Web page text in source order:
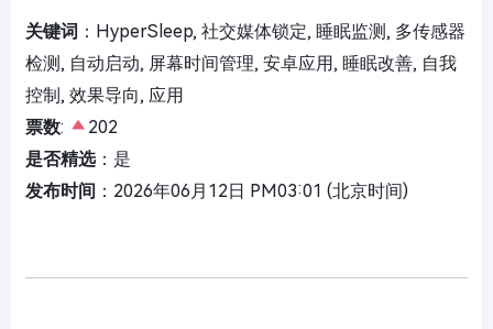
关键词 ：HyperSleep, 社交媒体锁定, 睡眠监测, 多传感器
检测, 自动启动, 屏幕时间管理, 安卓应用, 睡眠改善, 自我
控制, 效果导向, 应用
票数:
202
是否精选：是
发布时间 ：2026年06月12日 PM03:01 (北京时间)